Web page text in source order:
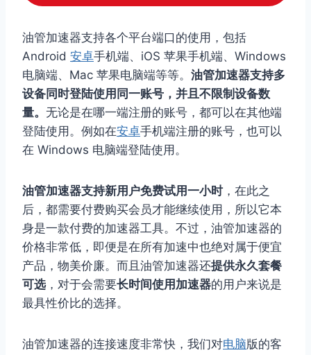
油管加速器支持各个平台端口的使用，包括
Android 安卓手机端、iOS 苹果手机端、Windows
电脑端、Mac 苹果电脑端等等。 油管加速器支持多
设备同时登陆使用同一账号，并且不限制设备数
量。 无论是在哪一端注册的账号，都可以在其他端
登陆使用。例如在安卓手机端注册的账号，也可以
在 Windows 电脑端登陆使用。
油管加速器支持新用户免费试用一小时，在此之
后，都需要付费购买会员才能继续使用，所以它本
身是一款付费的加速器工具。不过，油管加速器的
价格非常低，即便是在所有加速中也绝对属于便宜
产品，物美价廉。而且油管加速器还提供永久套餐
可选，对于会需要长时间使用加速器的用户来说是
最具性价比的选择。
油管加速器的连接速度非常快，我们对电脑版的客